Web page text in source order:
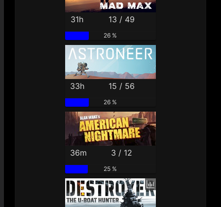
31h 13 / 49
26 %
33h 15 / 56
26 %
36m 3 / 12
25 %